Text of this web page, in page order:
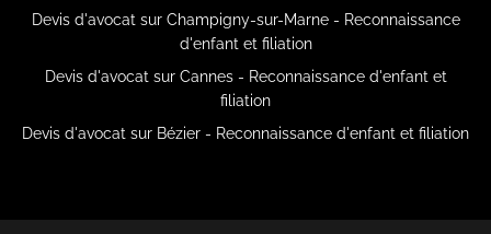
Devis d'avocat sur Champigny-sur-Marne - Reconnaissance
d'enfant et filiation
Devis d'avocat sur Cannes - Reconnaissance d'enfant et
filiation
Devis d'avocat sur Bézier - Reconnaissance d'enfant et filiation